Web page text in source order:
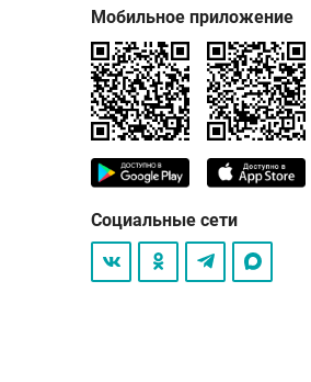
Мобильное приложение
Социальные сети